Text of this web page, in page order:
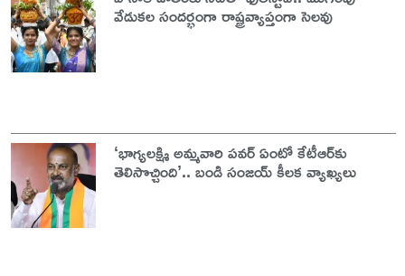
వేడుకల సందర్భంగా రాష్ట్రవ్యాప్తంగా సెలవు
‘భాగ్యలక్ష్మి అమ్మవారి పవర్ ఏంటో కేటీఆర్‌కు
తెలిసొచ్చింది’.. బండి సంజయ్ కీలక వ్యాఖ్యలు